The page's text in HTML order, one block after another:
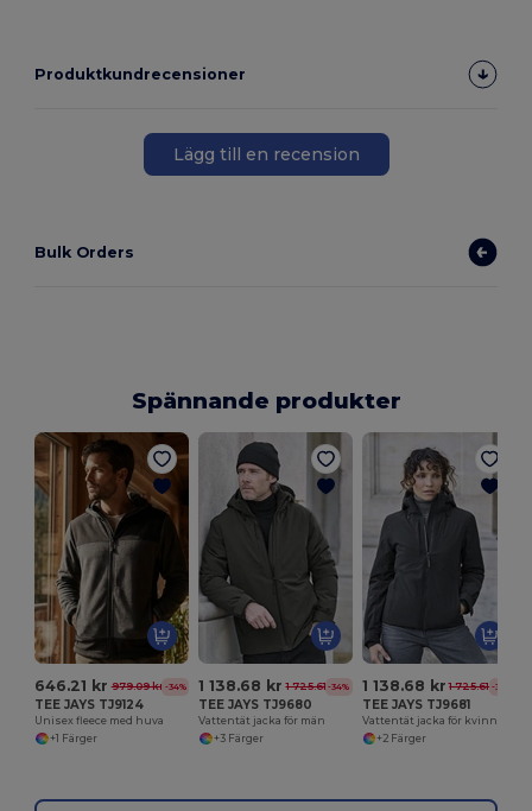
Produktkundrecensioner
Lägg till en recension
Bulk Orders
Spännande produkter
646.21 kr 979.09 kr -34%
TEE JAYS TJ9124
Unisex fleece med huva
+1 Färger
1 138.68 kr 1 725.61 kr-34%
TEE JAYS TJ9680
Vattentät jacka för män
+3 Färger
1 138.68 kr 1 725.61 kr-34%
TEE JAYS TJ9681
Vattentät jacka för kvinnor
+2 Färger